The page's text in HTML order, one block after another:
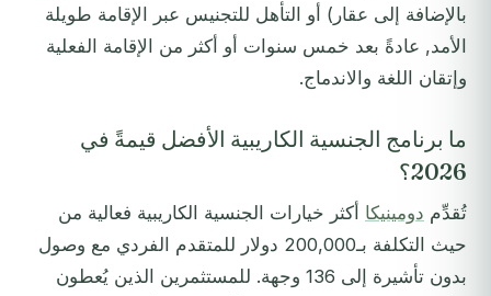
بالإضافة إلى عقار) أو التأهل للتجنيس عبر الإقامة طويلة
الأمد, عادةً بعد خمس سنوات أو أكثر من الإقامة الفعلية
وإتقان اللغة والاندماج.
ما برنامج الجنسية الكاريبية الأفضل قيمةً في
2026؟
تُقدِّم دومينيكا أكثر خيارات الجنسية الكاريبية فعالية من
حيث التكلفة بـ200,000 دولار للمتقدم الفردي مع وصول
بدون تأشيرة إلى 136 وجهة. للمستثمرين الذين يُعطون